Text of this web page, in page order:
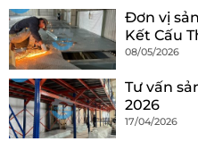
Đơn vị
Kết Cấu
08/05/2026
Tư vấn
2026
17/04/2026